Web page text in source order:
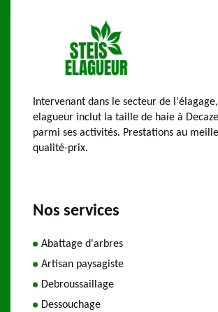
Intervenant dans le secteur de
elagueur inclut la taille de haie à
parmi ses activités. Prestations au
qualité-prix.
Nos services
Abattage d'arbres
Artisan paysagiste
Debroussaillage
Dessouchage